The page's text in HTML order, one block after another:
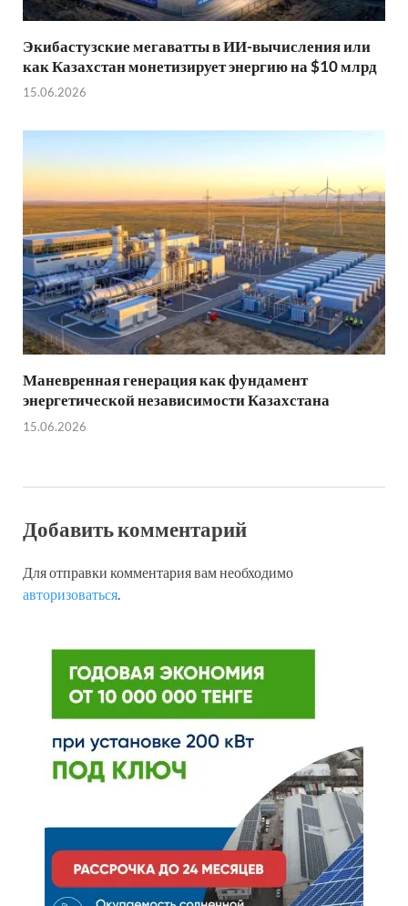
Экибастузские мегаватты в ИИ-вычисления или
как Казахстан монетизирует энергию на $10 млрд
15.06.2026
Маневренная генерация как фундамент
энергетической независимости Казахстана
15.06.2026
Добавить комментарий
Для отправки комментария вам необходимо
авторизоваться